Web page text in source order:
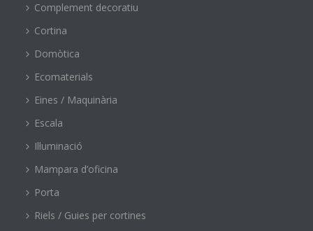
Complement decoratiu
Cortina
Domòtica
Ecomaterials
Eines / Maquinària
Escala
Il·luminació
Mampara d’oficina
Porta
Riels / Guies per cortines